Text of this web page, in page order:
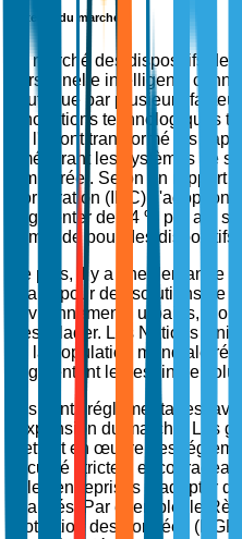
Moteurs du marché
Le marché des dispositifs de
personnelle intelligents
soutenue par plusieurs
innovations technologiques
de l'IA ont transformé les
améliorant les systèmes de
temps réel. Selon un rapport
Corporation (IDC), l'adoption
augmenter de 24 % par an,
demande pour des
De plus, il y a une demande
finaux pour des solutions de
environnements urbains,
d'escalader. Les Nations
de la population mondiale
augmentant le besoin de
Les vents réglementaires
l'expansion du marché. Les
mettent en œuvre des
sécurité strictes,
et les entreprises à adopter
avancés. Par exemple, le
protection des données